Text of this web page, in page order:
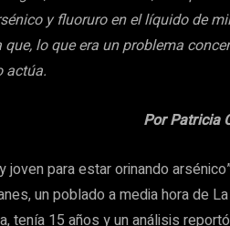
y fluoruro en el líquido de
que, lo que era un problema
actúa.
Por Patricia
joven para estar orinando
un poblado a media hora de
tenía 15 años y un análisis